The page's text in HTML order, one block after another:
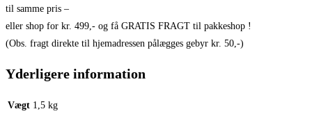
til samme pris –
eller shop for kr. 499,- og få GRATIS FRAGT til pakkeshop !
(Obs. fragt direkte til hjemadressen pålægges gebyr kr. 50,-)
Yderligere information
Vægt 1,5 kg